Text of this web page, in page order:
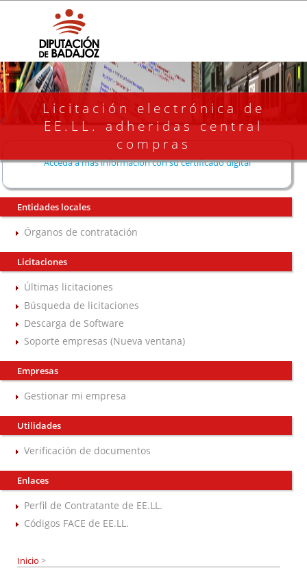
Licitación electrónica de
EE.LL. adheridas central
compras
Acceda a más información con su certificado digital
Entidades locales
Órganos de contratación
Licitaciones
Últimas licitaciones
Búsqueda de licitaciones
Descarga de Software
Soporte empresas (Nueva ventana)
Empresas
Gestionar mi empresa
Utilidades
Verificación de documentos
Enlaces
Perfil de Contratante de EE.LL.
Códigos FACE de EE.LL.
Inicio >